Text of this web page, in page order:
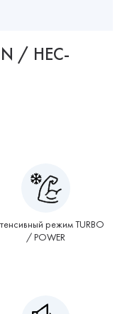
/ HEC-
режим TURBO
/ POWER